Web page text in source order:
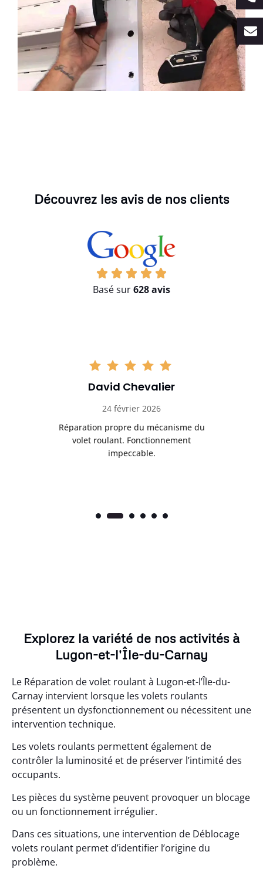
Découvrez les avis de nos clients
Basé sur628 avis
David Chevalier
24 février 2026
Réparation propre du mécanisme du
volet roulant. Fonctionnement
impeccable.
Explorez la variété de nos activités à
Lugon-et-l'Île-du-Carnay
Le Réparation de volet roulant à Lugon-et-l’Île-du-
Carnay intervient lorsque les volets roulants
présentent un dysfonctionnement ou nécessitent une
intervention technique.
Les volets roulants permettent également de
contrôler la luminosité et de préserver l’intimité des
occupants.
Les pièces du système peuvent provoquer un blocage
ou un fonctionnement irrégulier.
Dans ces situations, une intervention de Déblocage
volets roulant permet d’identifier l’origine du
problème.